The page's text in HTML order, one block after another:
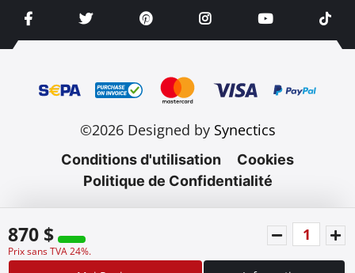
870 $
Prix sans TVA 24%.
©2026 Designed by Synectics
Conditions d'utilisation
Cookies
Politique de Confidentialité